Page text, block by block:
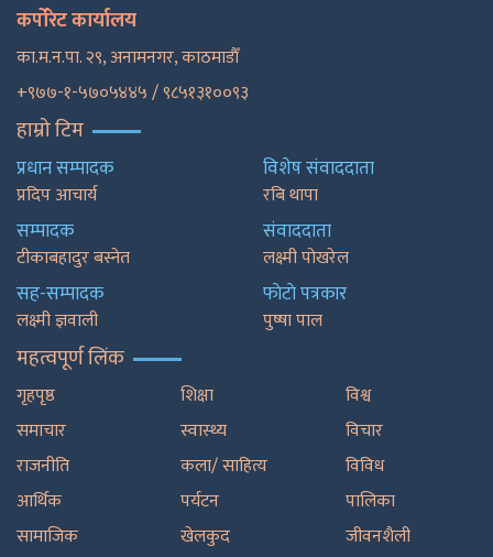
कर्पोरेट कार्यालय
का.म.न.पा. २९, अनामनगर, काठमाडाैँ
+९७७-१-५७०५४४५ / ९८५१३१००९३
हाम्रो टिम
प्रधान सम्पादक
प्रदिप आचार्य
सम्पादक
टीकाबहादुर बस्नेत
सह-सम्पादक
लक्ष्मी ज्ञवाली
विशेष संवाददाता
रबि थापा
संवाददाता
लक्ष्मी पोखरेल
फाेटाे पत्रकार
पुष्षा पाल
महत्वपूर्ण लिंक
गृहपृष्ठ
समाचार
राजनीति
आर्थिक
सामाजिक
शिक्षा
स्वास्थ्य
कला/ साहित्य
पर्यटन
खेलकुद
विश्व
विचार
विविध
पालिका
जीवनशैली